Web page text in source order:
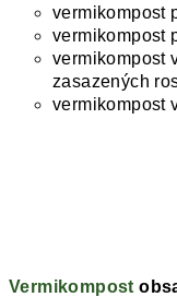
vermikompost
vermikompost
vermikompost
zasazených
vermikompost
Vermikompost